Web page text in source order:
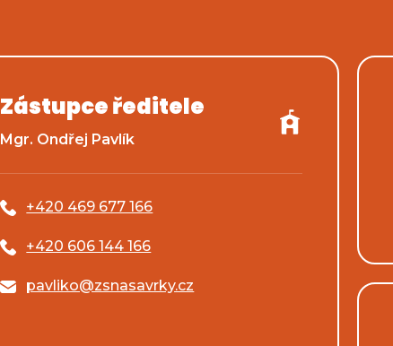
Zástupce ředitele
Mgr. Ondřej Pavlík
+420 469 677 166
+420 606 144 166
pavliko@zsnasavrky.cz